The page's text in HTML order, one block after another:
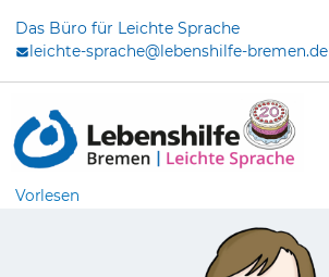
Inhalt
Das Büro für Leichte Sprache
leichte-sprache@lebenshilfe-bremen.de
Vorlesen